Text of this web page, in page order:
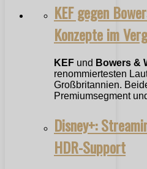
KEF gegen
Konzepte im
KEF und Bowers &
renommiertesten
Großbritannien.
Premiumsegment
Disney+:
HDR-Support